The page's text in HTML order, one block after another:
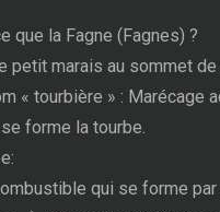
que la Fagne (Fagnes) ?
petit marais au sommet de
« tourbière » : Marécage
forme la tourbe.
qui se forme